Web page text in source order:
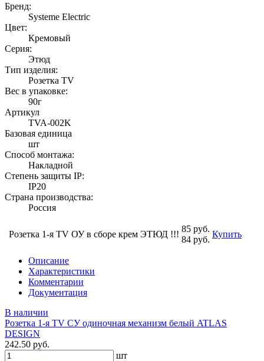
Бренд:
Systeme Electric
Цвет:
Кремовый
Серия:
Этюд
Тип изделия:
Розетка TV
Вес в упаковке:
90г
Артикул
TVA-002K
Базовая единица
шт
Способ монтажа:
Накладной
Степень защиты IP:
IP20
Страна производства:
Россия
Розетка 1-я TV ОУ в сборе крем ЭТЮД !!!
85 руб.
84 руб.
Купить
Описание
Характеристики
Комментарии
Документация
В наличии
Розетка 1-я TV СУ одиночная механизм белый ATLAS
DESIGN
242.50 руб.
шт